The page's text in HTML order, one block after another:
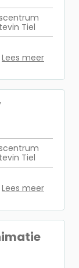
Tiel
Lees meer
Tiel
Lees meer